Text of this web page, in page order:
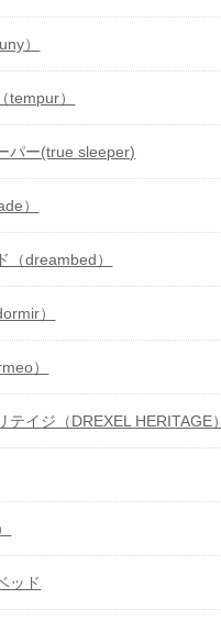
）
tempur）
パー(true sleeper)
）
（dreambed）
）
）
テイジ（DREXEL HERITAGE）
ッド